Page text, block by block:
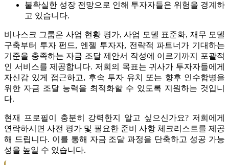
불확실한 성장 전망으로 인해 투자자들은 위험을 경계하
고 있습니다.
비나스크 그룹은 사업 현황 평가, 사업 모델 표준화, 재무 모델
구축부터 투자 펀드, 엔젤 투자자, 전략적 파트너가 기대하는
기준을 충족하는 자금 조달 제안서 작성에 이르기까지 포괄적
인 서비스를 제공합니다. 저희의 목표는 귀사가 투자자들에게
자신감 있게 접근하고, 후속 투자 유치 또는 향후 인수합병을
위한 자금 조달 능력을 최적화할 수 있도록 지원하는 것입니
다.
현재 프로필이 충분히 강력한지 알고 싶으신가요? 저희에게
연락하시면 사전 평가 및 필요한 준비 사항 체크리스트를 제공
해 드립니다. 이를 통해 자금 조달 과정을 단축하고 성공 가능
성을 높일 수 있습니다.